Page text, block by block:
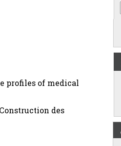
profiles of medical
des